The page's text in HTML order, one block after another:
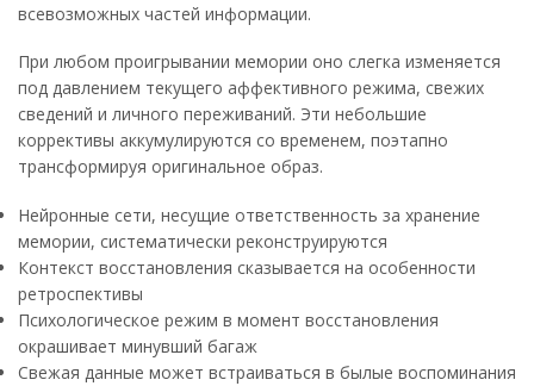
всевозможных частей информации.
При любом проигрывании мемории оно слегка изменяется
под давлением текущего аффективного режима, свежих
сведений и личного переживаний. Эти небольшие
коррективы аккумулируются со временем, поэтапно
трансформируя оригинальное образ.
Нейронные сети, несущие ответственность за хранение
мемории, систематически реконструируются
Контекст восстановления сказывается на особенности
ретроспективы
Психологическое режим в момент восстановления
окрашивает минувший багаж
Свежая данные может встраиваться в былые воспоминания